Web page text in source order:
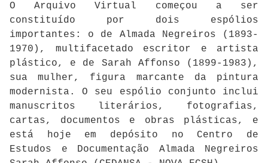
O Arquivo Virtual começou a ser
constituído por dois espólios
importantes: o de Almada Negreiros (1893-
1970), multifacetado escritor e artista
plástico, e de Sarah Affonso (1899-1983),
sua mulher, figura marcante da pintura
modernista. O seu espólio conjunto inclui
manuscritos literários, fotografias,
cartas, documentos e obras plásticas, e
está hoje em depósito no Centro de
Estudos e Documentação Almada Negreiros